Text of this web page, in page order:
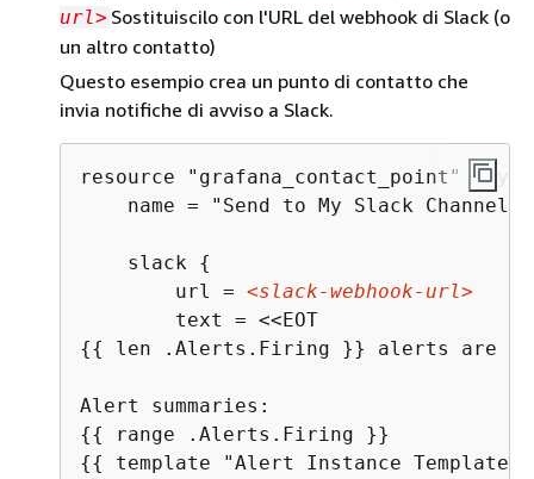
url> Sostituiscilo con l'URL del webhook di Slack (o
un altro contatto)
Questo esempio crea un punto di contatto che
invia notifiche di avviso a Slack.
resource "grafana_contact_point"
    name = "Send to My Slack Channel"
    slack
{
        url =
<slack-webhook-url>
{{ len .Alerts.Firing }} alerts are
{{
{{